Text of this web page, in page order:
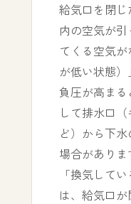
給気口を閉
内の空気が
てくる空気
が低い状態）
負圧が高まる
して排水口
ど）から下
場合がありま
「換気して
は、給気口